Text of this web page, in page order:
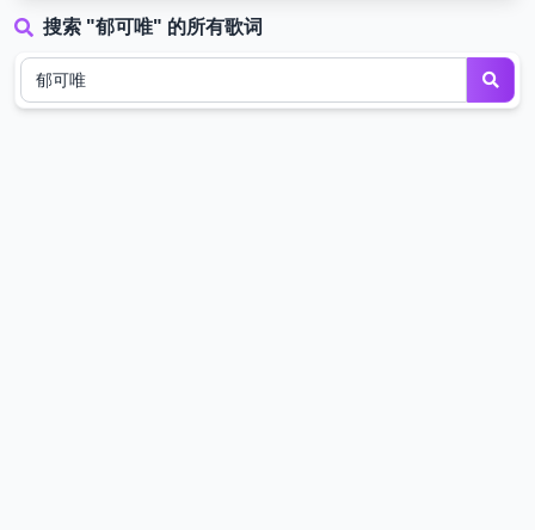
搜索 "郁可唯" 的所有歌词